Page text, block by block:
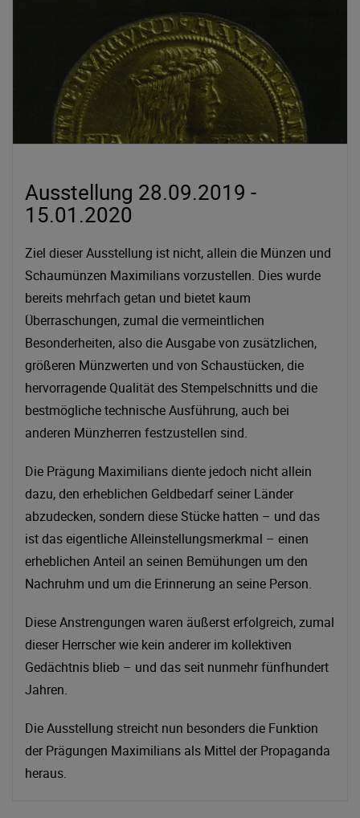
Ausstellung 28.09.2019 -
15.01.2020
Ziel dieser Ausstellung ist nicht, allein die Münzen und
Schaumünzen Maximilians vorzustellen. Dies wurde
bereits mehrfach getan und bietet kaum
Überraschungen, zumal die vermeintlichen
Besonderheiten, also die Ausgabe von zusätzlichen,
größeren Münzwerten und von Schaustücken, die
hervorragende Qualität des Stempelschnitts und die
bestmögliche technische Ausführung, auch bei
anderen Münzherren festzustellen sind.
Die Prägung Maximilians diente jedoch nicht allein
dazu, den erheblichen Geldbedarf seiner Länder
abzudecken, sondern diese Stücke hatten – und das
ist das eigentliche Alleinstellungsmerkmal – einen
erheblichen Anteil an seinen Bemühungen um den
Nachruhm und um die Erinnerung an seine Person.
Diese Anstrengungen waren äußerst erfolgreich, zumal
dieser Herrscher wie kein anderer im kollektiven
Gedächtnis blieb – und das seit nunmehr fünfhundert
Jahren.
Die Ausstellung streicht nun besonders die Funktion
der Prägungen Maximilians als Mittel der Propaganda
heraus.